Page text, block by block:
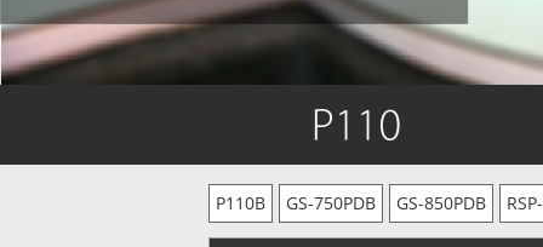
P110B GS-750PDB GS-850PDB